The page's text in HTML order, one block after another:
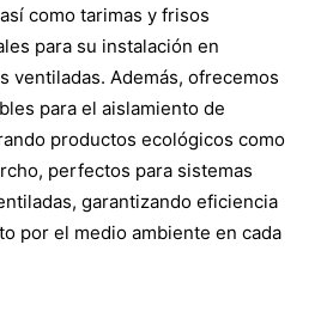
como tarimas y frisos
para su instalación en
ventiladas. Además, ofrecemos
para el aislamiento de
productos ecológicos como
perfectos para sistemas
garantizando eficiencia
por el medio ambiente en cada